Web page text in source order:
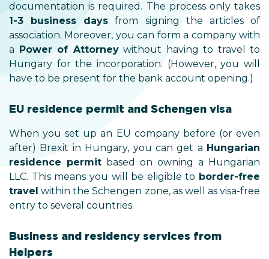
documentation is required. The process only takes
1-3 business days from signing the articles of
association. Moreover, you can form a company with
a Power of Attorneywithout having to travel to
Hungary for the incorporation. (However, you will
have to be present for the bank account opening.)
EU residence permit and Schengen visa
When you set up an EU company before (or even
after) Brexit in Hungary, you can get a Hungarian
residence permit based on owning a Hungarian
LLC. This means you will be eligible to border-free
travel within the Schengen zone, as well as visa-free
entry to several countries.
Business and residency services from
Helpers